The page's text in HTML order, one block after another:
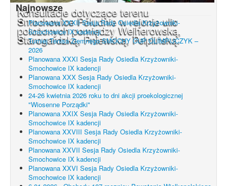
Konsultacje dotyczące terenu
Smochowice Południe w rejonie ulic
położonych pomiędzy Wejherowską,
Starogardzką, Pniewską, Pelplińską.
Najnowsze
Planowana XXXII Sesja Rady Osiedla Krzyżowniki-
Smochowice IX kadencji
Turniej Tenisa Ziemnego SMOCHY CUP OLIMPIJCZYK –
2026
Planowana XXXI Sesja Rady Osiedla Krzyżowniki-
Smochowice IX kadencji
Planowana XXX Sesja Rady Osiedla Krzyżowniki-
Smochowice IX kadencji
24-26 kwietnia 2026 roku to dni akcji proekologicznej
"Wiosenne Porządki"
Planowana XXIX Sesja Rady Osiedla Krzyżowniki-
Smochowice IX kadencji
Planowana XXVIII Sesja Rady Osiedla Krzyżowniki-
Smochowice IX kadencji
Planowana XXVII Sesja Rady Osiedla Krzyżowniki-
Smochowice IX kadencji
Planowana XXVI Sesja Rady Osiedla Krzyżowniki-
Smochowice IX kadencji